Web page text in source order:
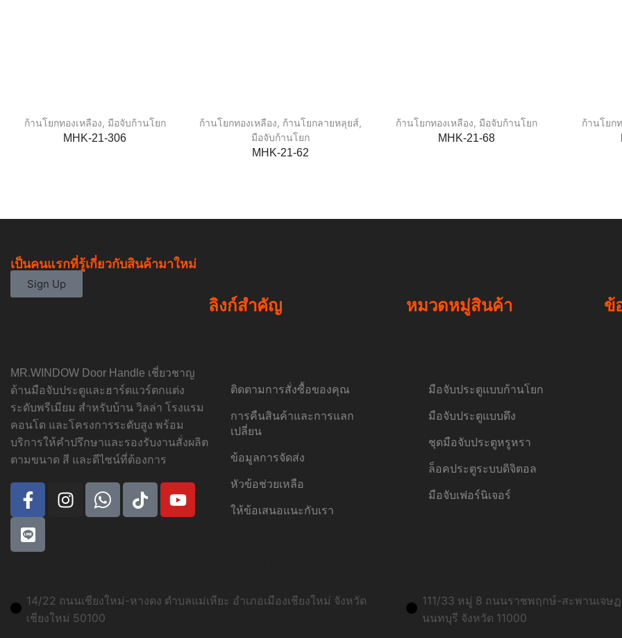
ก้านโยกทองเหลือง, มือจับก้านโยก
MHK-21-306
ก้านโยกทองเหลือง, ก้านโยกลายหลุยส์,
มือจับก้านโยก
MHK-21-62
ก้านโยกทองเหลือง, มือจับก้านโยก
MHK-21-68
ก้านโยก
เป็นคนแรกที่รู้เกี่ยวกับสินค้ามาใหม่
Sign Up
MR.WINDOW Door Handle เชี่ยวชาญ
ด้านมือจับประตูและฮาร์ดแวร์ตกแต่ง
ระดับพรีเมียม สำหรับบ้าน วิลล่า โรงแรม
คอนโด และโครงการระดับสูง พร้อม
บริการให้คำปรึกษาและรองรับงานสั่งผลิต
ตามขนาด สี และดีไซน์ที่ต้องการ
ลิงก์สำคัญ
ติดตามการสั่งซื้อของคุณ
การคืนสินค้าและการแลก
เปลี่ยน
ข้อมูลการจัดส่ง
หัวข้อช่วยเหลือ
ให้ข้อเสนอแนะกับเรา
หมวดหมู่สินค้า
มือจับประตูแบบก้านโยก
มือจับประตูแบบดึง
ชุดมือจับประตูหรูหรา
ล็อคประตูระบบดิจิตอล
มือจับเฟอร์นิเจอร์
ข้
14/22 ถนนเชียงใหม่-หางดง ตำบลแม่เหียะ อำเภอเมืองเชียงใหม่ จังหวัด
เชียงใหม่ 50100
111/33 หมู่ 8 ถนนราชพฤกษ์-สะพานเจษ
นนทบุรี จังหวัด 11000